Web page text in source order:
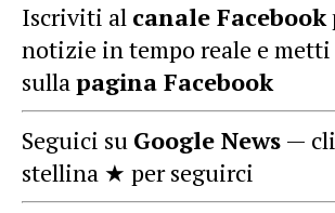
Iscriviti al canale Facebook
notizie in tempo reale e metti
sullapagina Facebook
Seguici su Google News —
stellina ★ per seguirci